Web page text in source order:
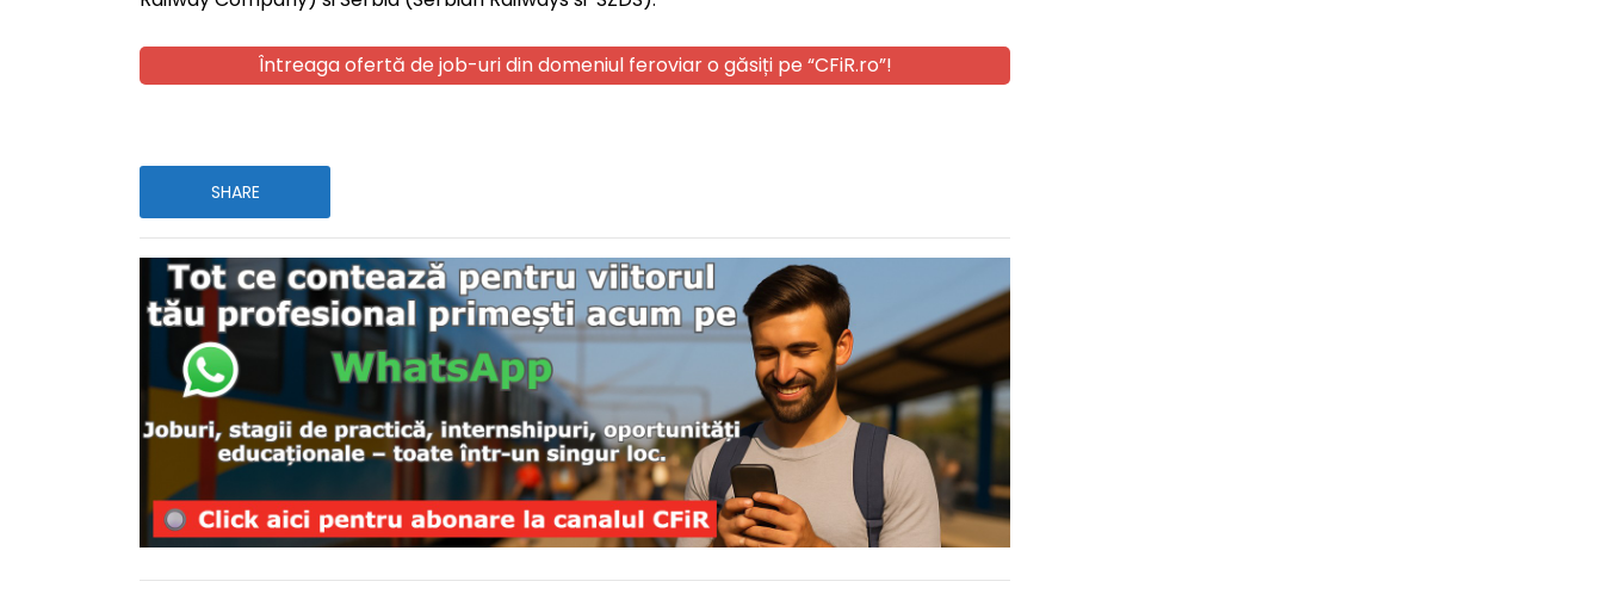
Întreaga ofertă de job-uri din domeniul feroviar o găsiți pe “CFiR.ro”!
SHARE